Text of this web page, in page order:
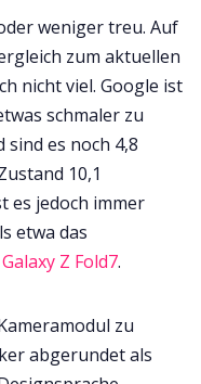
weniger treu. Auf
zum aktuellen
nicht viel. Google ist
schmaler zu
es noch 4,8
10,1
es jedoch immer
etwa das
Z Fold7.
zu
abgerundet als